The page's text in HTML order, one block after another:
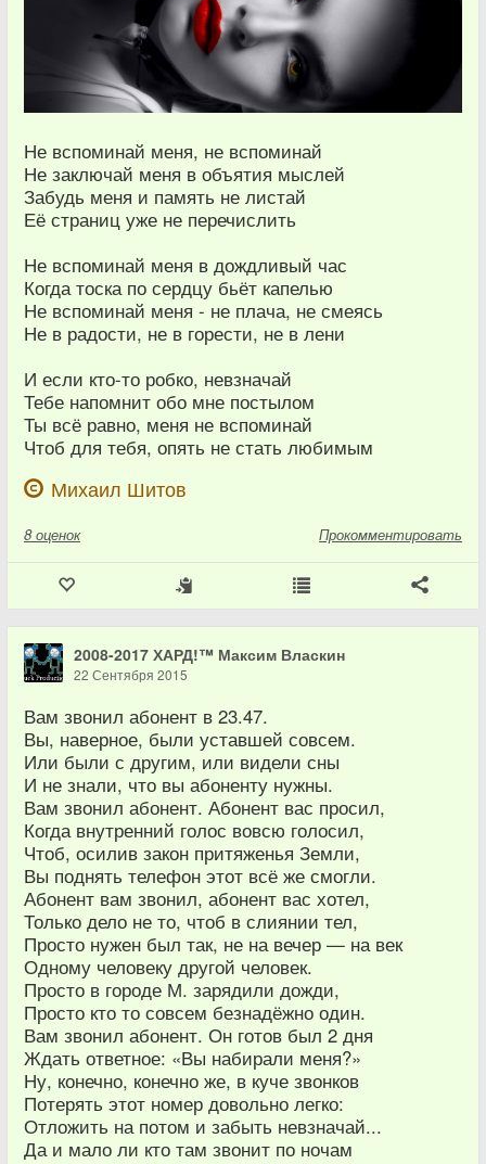
Не вспоминай меня, не вспоминай
Не заключай меня в объятия мыслей
Забудь меня и память не листай
Её страниц уже не перечислить
Не вспоминай меня в дождливый час
Когда тоска по сердцу бьёт капелью
Не вспоминай меня - не плача, не смеясь
Не в радости, не в горести, не в лени
И если кто-то робко, невзначай
Тебе напомнит обо мне постылом
Ты всё равно, меня не вспоминай
Чтоб для тебя, опять не стать любимым
Михаил Шитов
8 оценок Прокомментировать
2008-2017 ХАРД!™ Максим Власкин
22 Сентября 2015
Вам звонил абонент в 23.47.
Вы, наверное, были уставшей совсем.
Или были с другим, или видели сны
И не знали, что вы абоненту нужны.
Вам звонил абонент. Абонент вас просил,
Когда внутренний голос вовсю голосил,
Чтоб, осилив закон притяженья Земли,
Вы поднять телефон этот всё же смогли.
Абонент вам звонил, абонент вас хотел,
Только дело не то, чтоб в слиянии тел,
Просто нужен был так, не на вечер — на век
Одному человеку другой человек.
Просто в городе М. зарядили дожди,
Просто кто то совсем безнадёжно один.
Вам звонил абонент. Он готов был 2 дня
Ждать ответное: «Вы набирали меня?»
Ну, конечно, конечно же, в куче звонков
Потерять этот номер довольно легко:
Отложить на потом и забыть невзначай...
Да и мало ли кто там звонит по ночам